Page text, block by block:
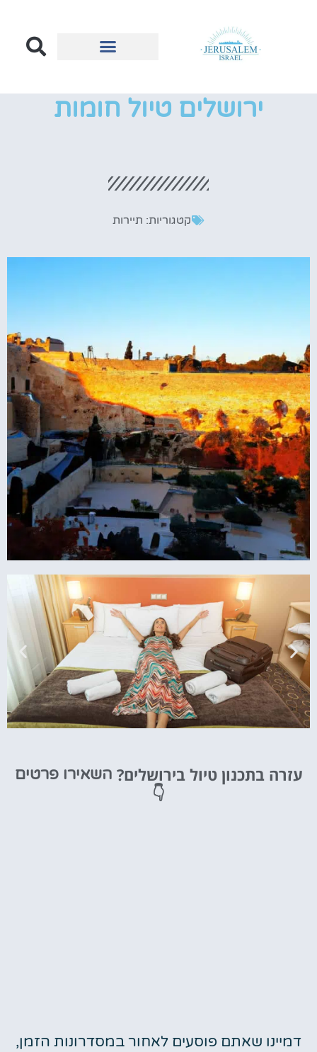
ירושלים טיול חומות
קטגוריות: תיירות
מציאת מלון
עזרה בתכנון טיול בירושלים? השאירו פרטים
👇
דמיינו שאתם פוסעים לאחור במסדרונות הזמן,